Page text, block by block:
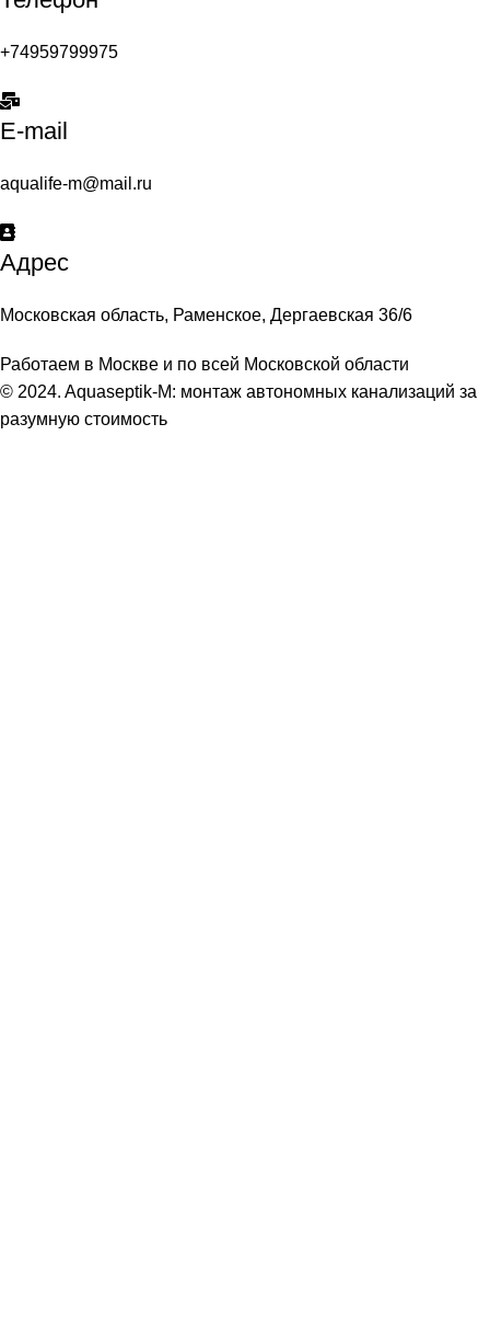
+74959799975
E-mail
aqualife-m@mail.ru
Адрес
Московская область, Раменское, Дергаевская 36/6
Работаем в Москве и по всей Московской области
© 2024. Aquaseptik-M: монтаж автономных канализаций за
разумную стоимость